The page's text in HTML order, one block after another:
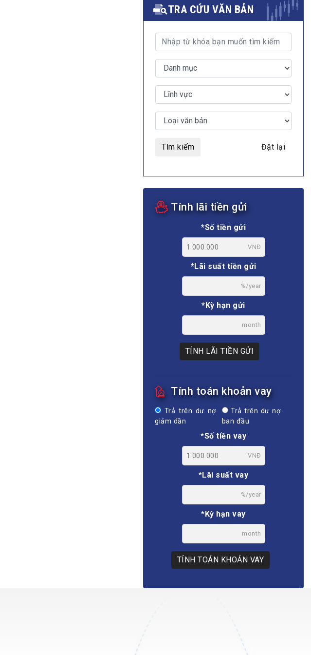
MULTIMEDIA
Video
E-magazines
TRA CỨU VĂN BẢN
Tìm kiếm Đặt lại
Tính lãi tiền gửi
*Số tiền gửi
VNĐ
*Lãi suất tiền gửi
%/year
*Kỳ hạn gửi
month
TÍNH LÃI TIỀN GỬI
Tính toán khoản vay
Trả trên dư nợ
giảm dần
Trả trên dư nợ
ban đầu
*Số tiền vay
VNĐ
*Lãi suất vay
%/year
*Kỳ hạn vay
month
TÍNH TOÁN KHOẢN VAY